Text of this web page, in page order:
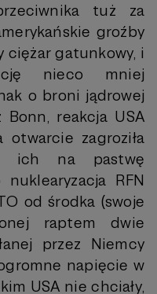
tuż za
groźby
ciężar gatunkowy, i
nieco mniej
o broni jądrowej
reakcja USA
otwarcie zagroziła
ich na pastwę
RFN
od środka (swoje
raptem dwie
przez Niemcy
napięcie w
USA nie chciały,